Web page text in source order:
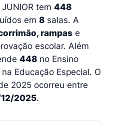
tem 448
em 8 salas. A
rampas e
escolar. Além
448 no Ensino
na Educação Especial. O
2025 ocorreu entre
2025.